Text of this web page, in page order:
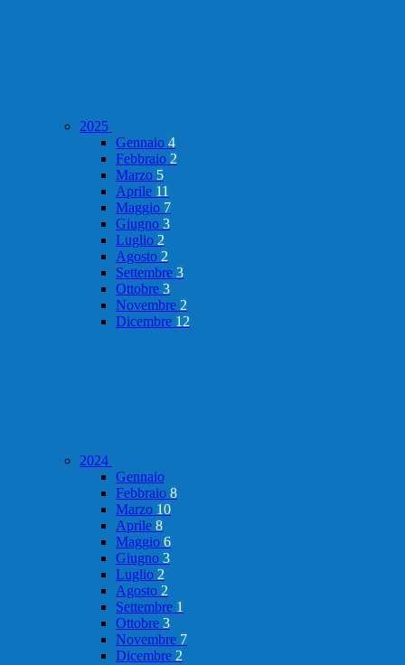
2025
Gennaio 4
Febbraio 2
Marzo 5
Aprile 11
Maggio 7
Giugno 3
Luglio 2
Agosto 2
Settembre 3
Ottobre 3
Novembre 2
Dicembre 12
2024
Gennaio
Febbraio 8
Marzo 10
Aprile 8
Maggio 6
Giugno 3
Luglio 2
Agosto 2
Settembre 1
Ottobre 3
Novembre 7
Dicembre 2